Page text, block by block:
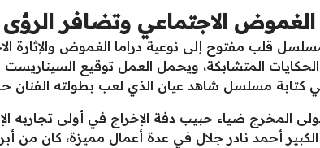
الغموض الاجتماعي وتضافر الرؤى
قلب مفتوح إلى نوعية دراما الغموض والإثارة
المتشابكة، ويحمل العمل توقيع
كتابة مسلسل شاهد عيان الذي لعب بطولته الفنان
المخرج ضياء حبيب دفة الإخراج في أولى
أحمد نادر جلال في عدة أعمال مميزة، كان